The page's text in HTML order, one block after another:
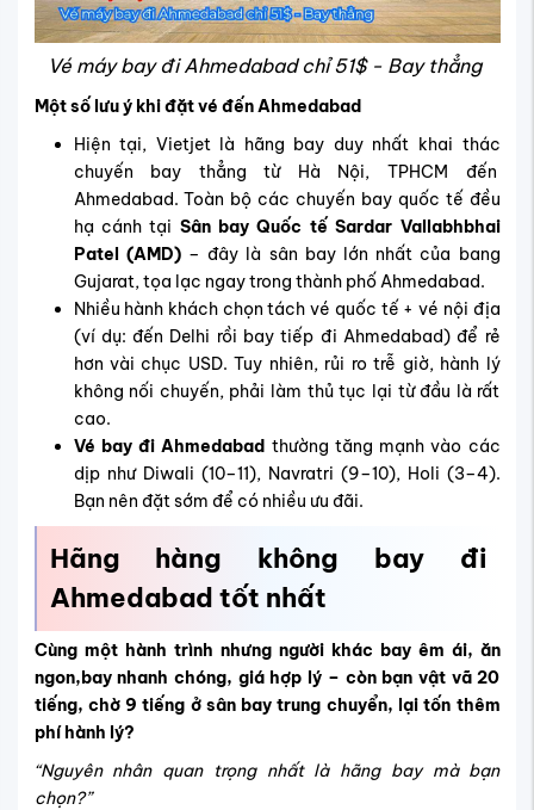
Vé máy bay đi Ahmedabad chỉ 51$ - Bay thẳng
Một số lưu ý khi đặt vé đến Ahmedabad
Hiện tại, Vietjet là hãng bay duy nhất khai thác
chuyến bay thẳng từ Hà Nội, TPHCM đến
Ahmedabad. Toàn bộ các chuyến bay quốc tế đều
hạ cánh tại Sân bay Quốc tế Sardar Vallabhbhai
Patel (AMD)– đây là sân bay lớn nhất của bang
Gujarat, tọa lạc ngay trong thành phố Ahmedabad.
Nhiều hành khách chọn tách vé quốc tế + vé nội địa
(ví dụ: đến Delhi rồi bay tiếp đi Ahmedabad) để rẻ
hơn vài chục USD. Tuy nhiên, rủi ro trễ giờ, hành lý
không nối chuyến, phải làm thủ tục lại từ đầu là rất
cao.
Vé bay đi Ahmedabad thường tăng mạnh vào các
dịp như Diwali (10–11), Navratri (9–10), Holi (3–4).
Bạn nên đặt sớm để có nhiều ưu đãi.
Hãng hàng không bay đi
Ahmedabad tốt nhất
Cùng một hành trình nhưng người khác bay êm ái, ăn
ngon,bay nhanh chóng, giá hợp lý – còn bạn vật vã 20
tiếng, chờ 9 tiếng ở sân bay trung chuyển, lại tốn thêm
phí hành lý?
“Nguyên nhân quan trọng nhất là hãng bay mà bạn
chọn?”